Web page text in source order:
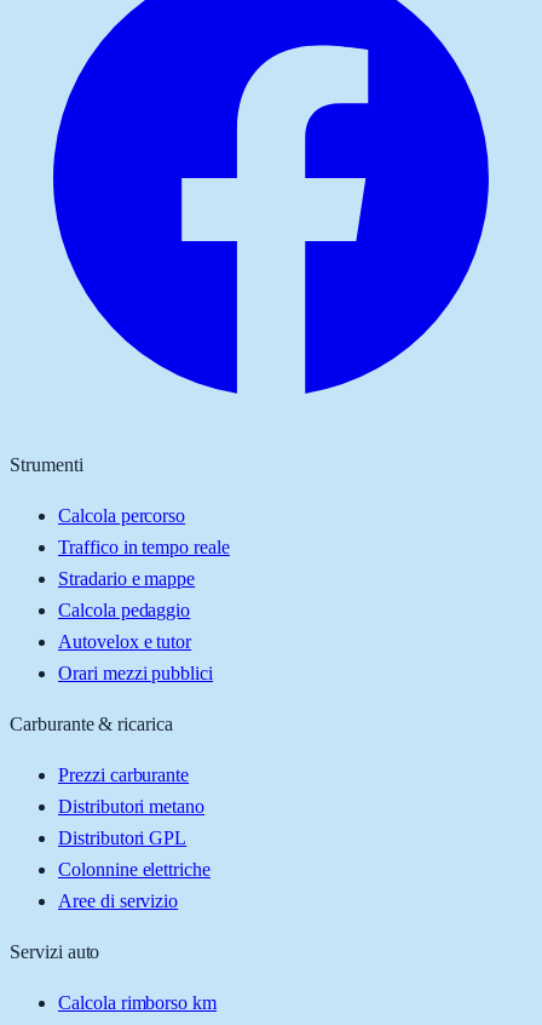
Strumenti
Calcola percorso
Traffico in tempo reale
Stradario e mappe
Calcola pedaggio
Autovelox e tutor
Orari mezzi pubblici
Carburante & ricarica
Prezzi carburante
Distributori metano
Distributori GPL
Colonnine elettriche
Aree di servizio
Servizi auto
Calcola rimborso km